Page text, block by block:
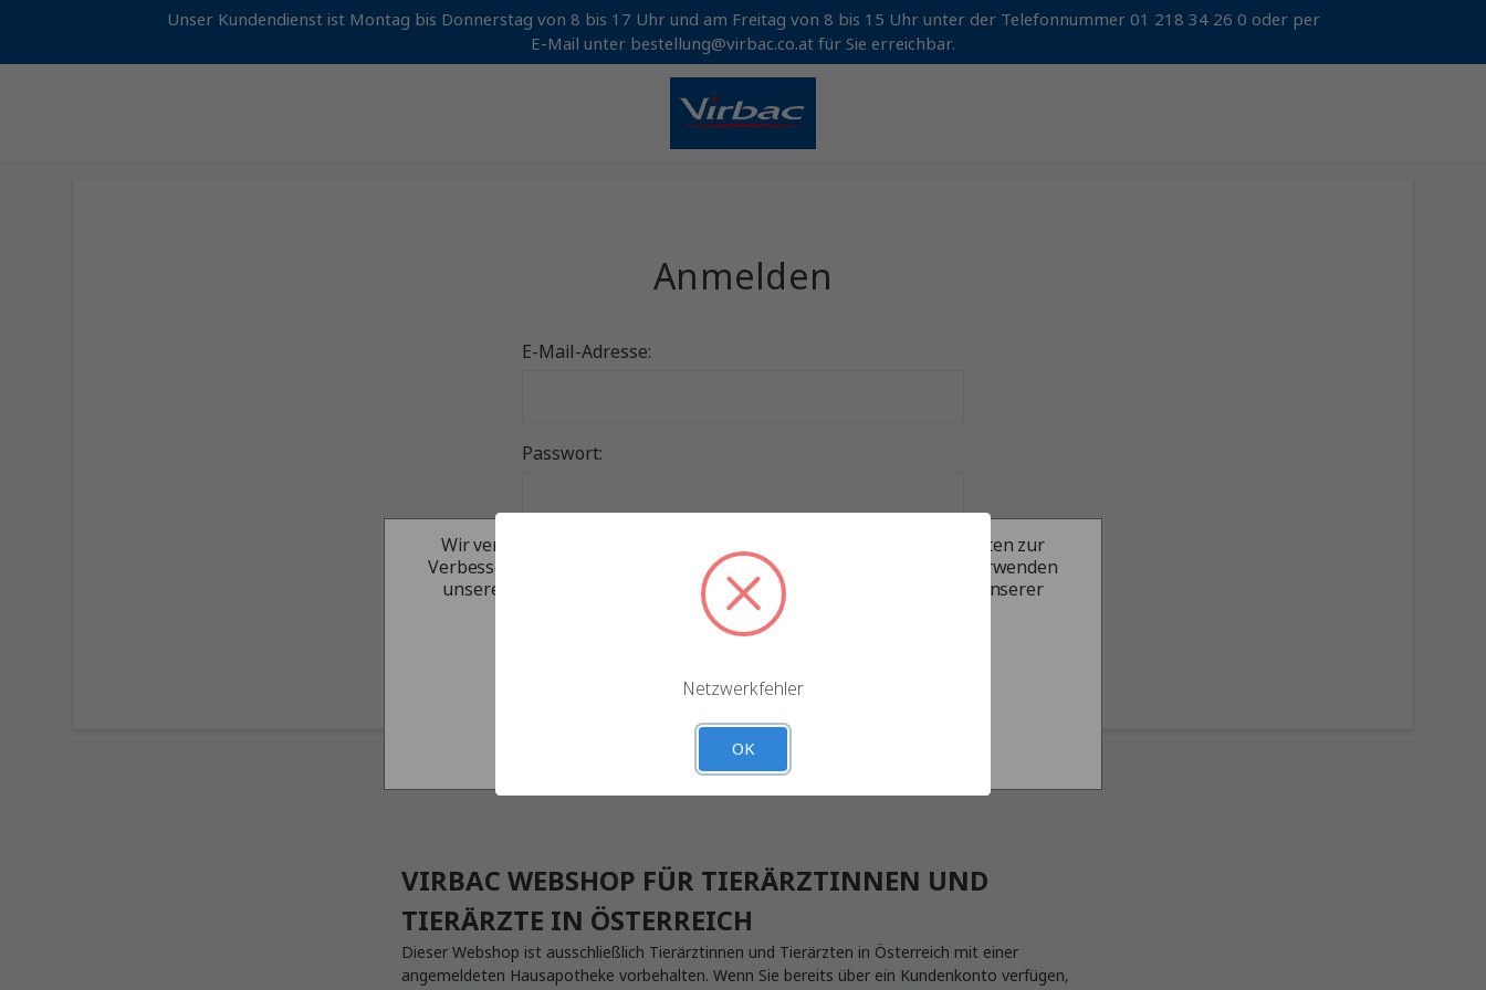
Unser Kundendienst ist Montag bis Donnerstag von 8 bis 17 Uhr und am Freitag von 8 bis 15 Uhr unter der Telefonnummer 01 218 34 26 0 oder per
E-Mail unter bestellung@virbac.co.at für Sie erreichbar.
Anmelden
E-Mail-Adresse:
Passwort:
Passwort vergessen?
VIRBAC WEBSHOP FÜR TIERÄRZTINNEN UND
TIERÄRZTE IN ÖSTERREICH
Dieser Webshop ist ausschließlich Tierärztinnen und Tierärzten in Österreich mit einer
angemeldeten Hausapotheke vorbehalten. Wenn Sie bereits über ein Kundenkonto verfügen,
Wir verwenden Cookies und andere ähnliche Technologien, um Daten zur
Verbesserung Ihres Einkaufserlebnisses zu sammeln. Durch das Verwenden
unserer Website akzeptieren Sie die Erfassung von Daten, wie in unserer
Datenschutzerkärung.
Einstellungen Alle ablehnen
Alle Cookies akzeptieren
Netzwerkfehler
OK